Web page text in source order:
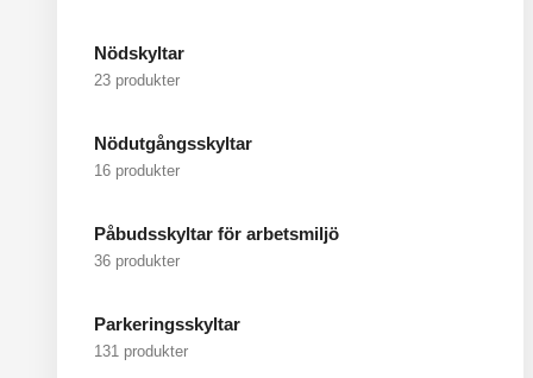
Nödskyltar
23 produkter
Nödutgångsskyltar
16 produkter
Påbudsskyltar för arbetsmiljö
36 produkter
Parkeringsskyltar
131 produkter